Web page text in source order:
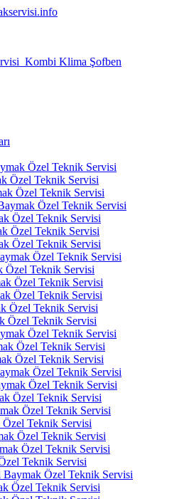
Özel Teknik Servisi
Özel Teknik Servisi
Özel Teknik Servisi
Özel Teknik Servisi
Özel Teknik Servisi
Özel Teknik Servisi
Özel Teknik Servisi
Özel Teknik Servisi
Özel Teknik Servisi
Özel Teknik Servisi
Özel Teknik Servisi
Özel Teknik Servisi
Özel Teknik Servisi
Özel Teknik Servisi
Özel Teknik Servisi
Özel Teknik Servisi
Özel Teknik Servisi
Özel Teknik Servisi
Özel Teknik Servisi
Özel Teknik Servisi
Teknik Servisi
Özel Teknik Servisi
Özel Teknik Servisi
Teknik Servisi
Baymak Özel Teknik Servisi
Özel Teknik Servisi